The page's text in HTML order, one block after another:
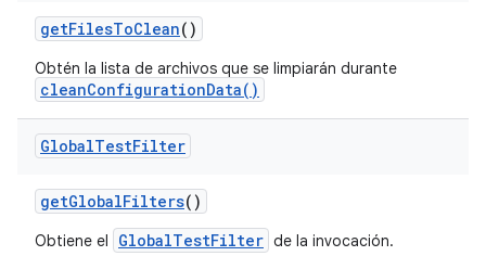
getFilesToClean()
Obtén la lista de archivos que se limpiarán durante
cleanConfigurationData()
GlobalTestFilter
getGlobalFilters()
Obtiene el GlobalTestFilter de la invocación.